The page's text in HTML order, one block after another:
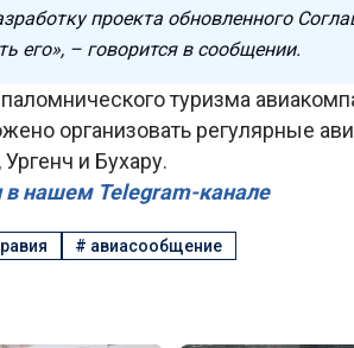
проекта обновленного
его», – говорится в сообщении.
туризма
организовать регулярные
и Бухару.
нашем Telegram-канале
# авиасообщение